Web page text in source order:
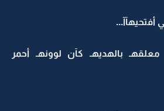
أفتحيهآآ...
بالهديهـ كآن لوونهـ أحمر